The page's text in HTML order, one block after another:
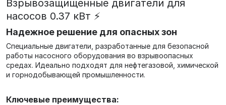
Взрывозащищенные двигатели для
насосов 0.37 кВт ⚡️
Надежное решение для опасных зон
Специальные двигатели, разработанные для безопасной
работы насосного оборудования во взрывоопасных
средах. Идеально подходят для нефтегазовой, химической
и горнодобывающей промышленности.
Ключевые преимущества: